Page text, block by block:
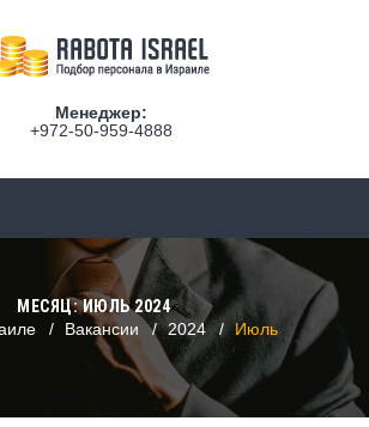
Менеджер:
+972-50-959-4888
МЕСЯЦ:ИЮЛЬ 2024
Вакансии 2024 Июль